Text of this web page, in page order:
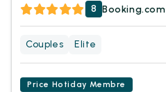
8 Booking.com
Couples Elite
Price Hotiday Membre